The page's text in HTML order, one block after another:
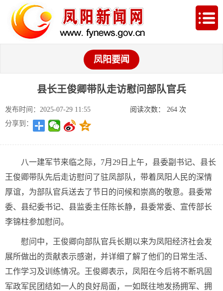
凤阳要闻
县长王俊卿带队走访慰问部队官兵
发布时间：2025-07-29 11:55 阅读次数： 264 次
分享到：
八一建军节来临之际，7月29日上午，县委副书记、县长
王俊卿带队先后走访慰问了驻凤部队，带着凤阳人民的深情
厚谊，为部队官兵送去了节日的问候和崇高的敬意。县委常
委、县纪委书记、县监委主任陈长静，县委常委、宣传部长
李锦柱参加慰问。
慰问中，王俊卿向部队官兵长期以来为凤阳经济社会发
展所做出的贡献表示感谢，并详细了解了他们的日常生活、
工作学习及训练情况。王俊卿表示，凤阳在今后将不断巩固
军政军民团结如一人的良好局面，一如既往地发扬拥军、拥